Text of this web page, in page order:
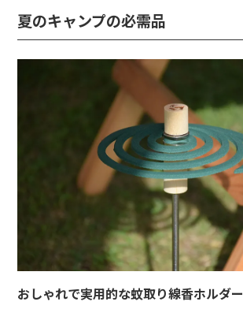
夏のキャンプの必需品
おしゃれで実用的な蚊取り線香ホルダー